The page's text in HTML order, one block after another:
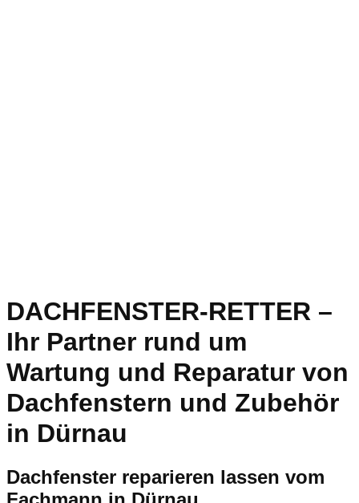
DACHFENSTER-RETTER –
Ihr Partner rund um
Wartung und Reparatur von
Dachfenstern und Zubehör
in Dürnau
Dachfenster reparieren lassen vom